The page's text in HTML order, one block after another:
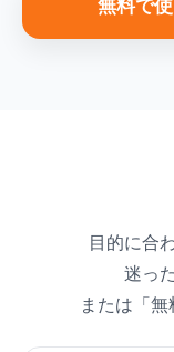
無料で
目的に合
迷っ
または「無